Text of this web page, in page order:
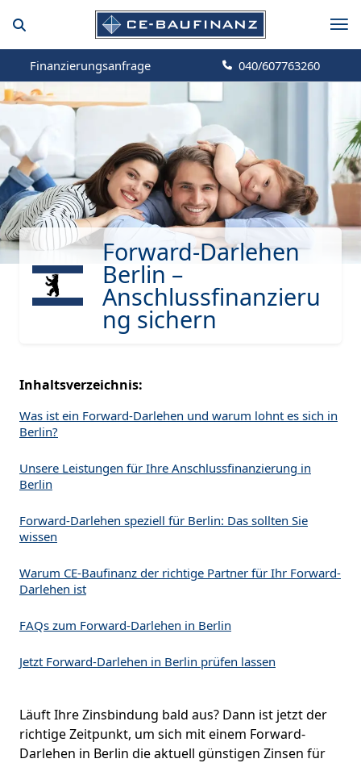
Finanzierungsanfrage 040/607763260
Forward-Darlehen
Berlin –
Anschlussfinanzieru
ng sichern
Inhaltsverzeichnis:
Was ist ein Forward-Darlehen und warum lohnt es sich in
Berlin?
Unsere Leistungen für Ihre Anschlussfinanzierung in
Berlin
Forward-Darlehen speziell für Berlin: Das sollten Sie
wissen
Warum CE-Baufinanz der richtige Partner für Ihr Forward-
Darlehen ist
FAQs zum Forward-Darlehen in Berlin
Jetzt Forward-Darlehen in Berlin prüfen lassen
Läuft Ihre Zinsbindung bald aus? Dann ist jetzt der
richtige Zeitpunkt, um sich mit einem Forward-
Darlehen in Berlin die aktuell günstigen Zinsen für